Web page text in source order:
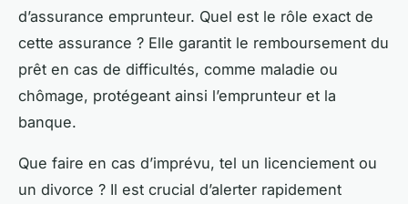
d’assurance emprunteur. Quel est le rôle exact de
cette assurance ? Elle garantit le remboursement du
prêt en cas de difficultés, comme maladie ou
chômage, protégeant ainsi l’emprunteur et la
banque.
Que faire en cas d’imprévu, tel un licenciement ou
un divorce ? Il est crucial d’alerter rapidement